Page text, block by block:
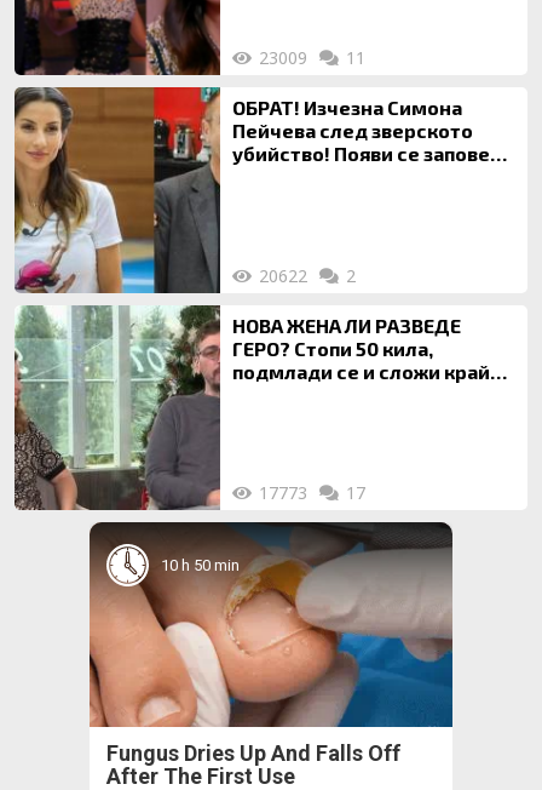
23009 11
ОБРАТ! Изчезна Симона
Пейчева след зверското
убийство! Появи се заповед
20622 2
НОВА ЖЕНА ЛИ РАЗВЕДЕ
ГЕРО? Стопи 50 кила,
подмлади се и сложи край
17773 17
10 h 50 min
Fungus Dries Up And Falls Off
After The First Use